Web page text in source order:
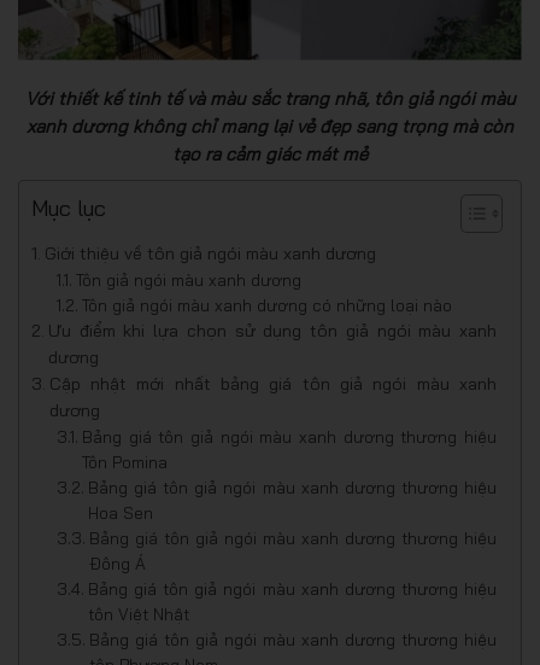
Với thiết kế tinh tế và màu sắc trang nhã, tôn giả ngói màu
xanh dương không chỉ mang lại vẻ đẹp sang trọng mà còn
tạo ra cảm giác mát mẻ
Mục lục
Giới thiệu về tôn giả ngói màu xanh dương
Tôn giả ngói màu xanh dương
Tôn giả ngói màu xanh dương có những loại nào
Ưu điểm khi lựa chọn sử dụng tôn giả ngói màu xanh
dương
Cập nhật mới nhất bảng giá tôn giả ngói màu xanh
dương
Bảng giá tôn giả ngói màu xanh dương thương hiệu
Tôn Pomina
Bảng giá tôn giả ngói màu xanh dương thương hiệu
Hoa Sen
Bảng giá tôn giả ngói màu xanh dương thương hiệu
Đông Á
Bảng giá tôn giả ngói màu xanh dương thương hiệu
tôn Việt Nhật
Bảng giá tôn giả ngói màu xanh dương thương hiệu